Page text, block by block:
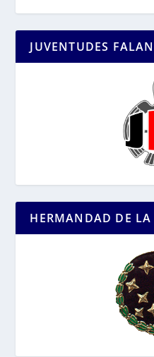
JUVENTUDES
HERMANDAD DE